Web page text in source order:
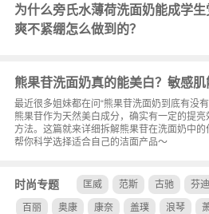
为什么旁氏水薄荷洗面奶能成学
爽不紧绷怎么做到的？
熊果苷洗面奶真的能美白？敏感
最近很多姐妹都在问“熊果苷洗面奶到底有没
熊果苷作为天然美白成分，确实有一定的提
方法。这篇就来详细拆解熊果苷在洗面奶中的
帮你科学选择适合自己的洁面产品～
时尚专题 匡威 范斯 古驰 芬迪
百丽 奥康 康奈 盖璞 浪琴